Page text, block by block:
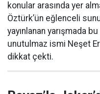
konular arasında yer
Öztürk’ün eğlenceli
yayınlanan yarışmada
unutulmaz ismi Neşet
dikkat çekti.